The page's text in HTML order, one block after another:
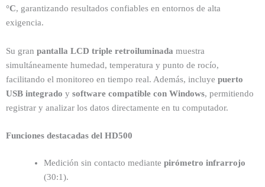
°C, garantizando resultados confiables en entornos de alta
exigencia.
Su gran pantalla LCD triple retroiluminada muestra
simultáneamente humedad, temperatura y punto de rocío,
facilitando el monitoreo en tiempo real. Además, incluye puerto
USB integrado y software compatible con Windows, permitiendo
registrar y analizar los datos directamente en tu computador.
Funciones destacadas del HD500
Medición sin contacto mediante pirómetro infrarrojo
(30:1).